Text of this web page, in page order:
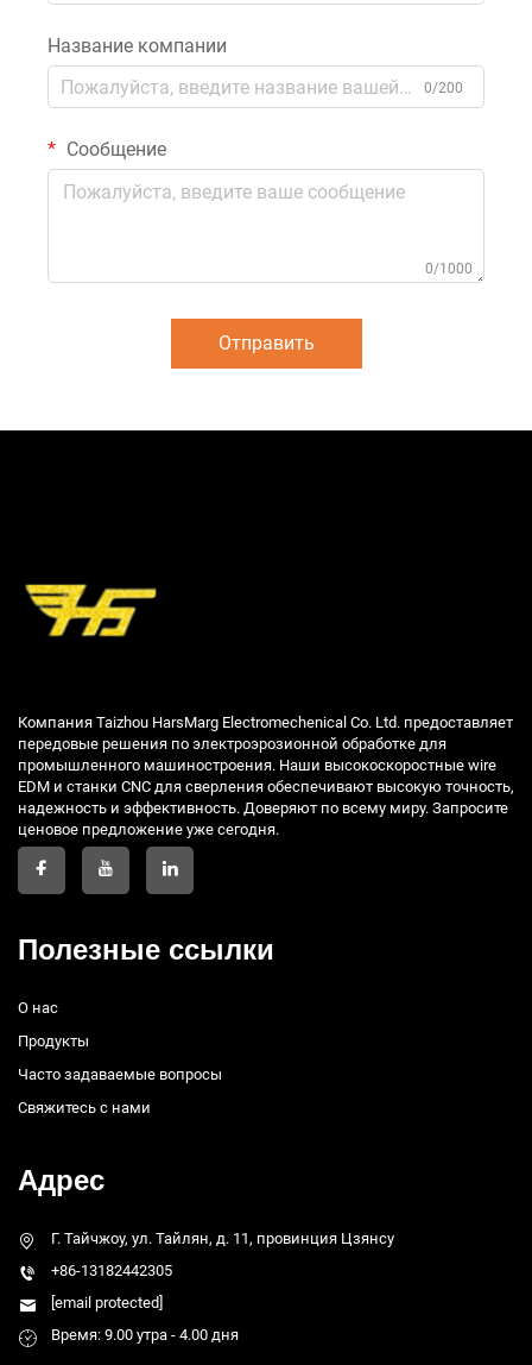
Название компании
0/200
Сообщение
0/1000
Отправить
Компания Taizhou HarsMarg Electromechenical Co. Ltd. предоставляет
передовые решения по электроэрозионной обработке для
промышленного машиностроения. Наши высокоскоростные wire
EDM и станки CNC для сверления обеспечивают высокую точность,
надежность и эффективность. Доверяют по всему миру. Запросите
ценовое предложение уже сегодня.
Полезные ссылки
О нас
Продукты
Часто задаваемые вопросы
Свяжитесь с нами
Адрес
Г. Тайчжоу, ул. Тайлян, д. 11, провинция Цзянсу
+86-13182442305
[email protected]
Время: 9.00 утра - 4.00 дня